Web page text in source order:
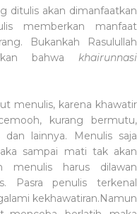
akan dimanfaatkan
memberkan manfaat
Bukankah Rasulullah
bahwa khairunnasi
menulis, karena khawatir
kurang bermutu,
lainnya. Menulis saja
sampai mati tak akan
menulis harus dilawan
Pasra penulis terkenal
kekhawatiran.Namun